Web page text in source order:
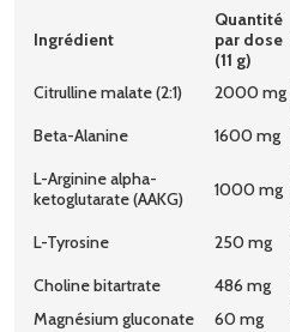
Ingrédient
Quantité
par dose
(11 g)
Citrulline malate (2:1) 2000 mg
Beta-Alanine
1600 mg
L-Arginine alpha-
ketoglutarate (AAKG)
1000 mg
L-Tyrosine
250 mg
Choline bitartrate
486 mg
Magnésium gluconate
60 mg